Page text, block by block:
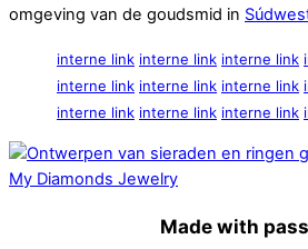
omgeving van de goudsmid in
interne link interne link interne link
interne link interne link interne link
interne link interne link interne link
Made with